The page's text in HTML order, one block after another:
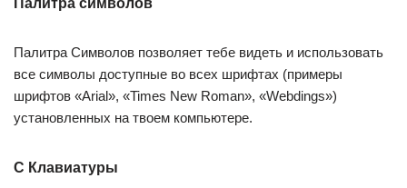
Палитра Символов позволяет тебе видеть и использовать
все символы доступные во всех шрифтах (примеры
шрифтов «Arial», «Times New Roman», «Webdings»)
установленных на твоем компьютере.
С Клавиатуры